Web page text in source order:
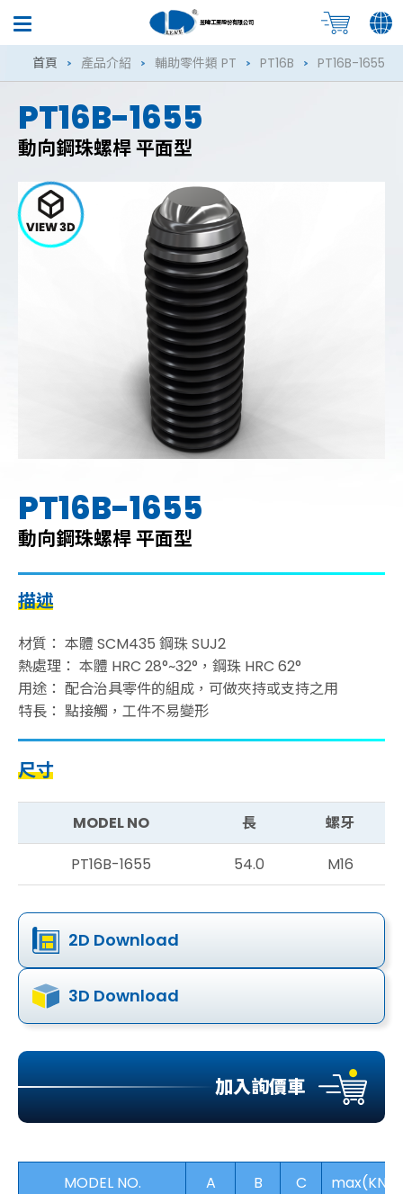
昱暐工業股份有限公司
首頁 產品介紹 輔助零件類 PT PT16B PT16B-1655
PT16B-1655
動向鋼珠螺桿 平面型
PT16B-1655
動向鋼珠螺桿 平面型
描述
材質： 本體 SCM435 鋼珠 SUJ2
熱處理： 本體 HRC 28°~32°，鋼珠 HRC 62°
用途： 配合治具零件的組成，可做夾持或支持之用
特長： 點接觸，工件不易變形
尺寸
MODEL NO 長
螺牙
PT16B-1655
54.0 M16
2D Download
3D Download
加入詢價車
MODEL NO. A B C
max(KN)